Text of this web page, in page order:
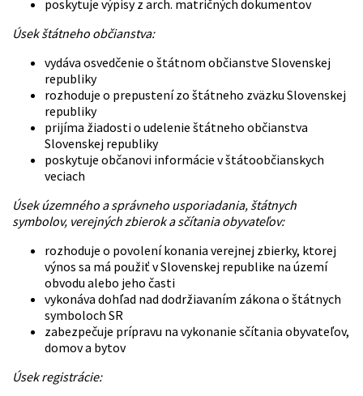
poskytuje výpisy z arch. matričných dokumentov
Úsek štátneho občianstva:
vydáva osvedčenie o štátnom občianstve Slovenskej
republiky
rozhoduje o prepustení zo štátneho zväzku Slovenskej
republiky
prijíma žiadosti o udelenie štátneho občianstva
Slovenskej republiky
poskytuje občanovi informácie v štátoobčianskych
veciach
Úsek územného a správneho usporiadania, štátnych
symbolov, verejných zbierok a sčítania obyvateľov:
rozhoduje o povolení konania verejnej zbierky, ktorej
výnos sa má použiť v Slovenskej republike na území
obvodu alebo jeho časti
vykonáva dohľad nad dodržiavaním zákona o štátnych
symboloch SR
zabezpečuje prípravu na vykonanie sčítania obyvateľov,
domov a bytov
Úsek registrácie: